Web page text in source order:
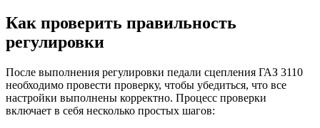
Как проверить правильность
регулировки
После выполнения регулировки педали сцепления ГАЗ 3110
необходимо провести проверку, чтобы убедиться, что все
настройки выполнены корректно. Процесс проверки
включает в себя несколько простых шагов: